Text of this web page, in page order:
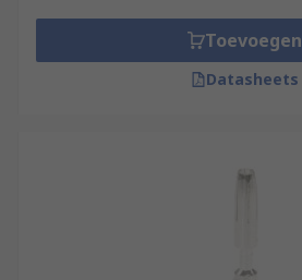
Toevoegen
Datasheets